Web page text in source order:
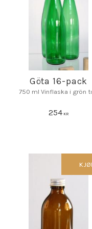
Göta 16-pack
750 ml Vinflaska i grön
254 KR